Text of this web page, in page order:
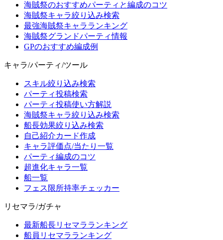
海賊祭のおすすめパーティと編成のコツ
海賊祭キャラ絞り込み検索
最強海賊祭キャラランキング
海賊祭グランドパーティ情報
GPのおすすめ編成例
キャラ/パーティ/ツール
スキル絞り込み検索
パーティ投稿検索
パーティ投稿使い方解説
海賊祭キャラ絞り込み検索
船長効果絞り込み検索
自己紹介カード作成
キャラ評価点/当たり一覧
パーティ編成のコツ
超進化キャラ一覧
船一覧
フェス限所持率チェッカー
リセマラ/ガチャ
最新船長リセマラランキング
船員リセマラランキング